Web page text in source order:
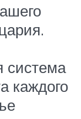
система
каждого